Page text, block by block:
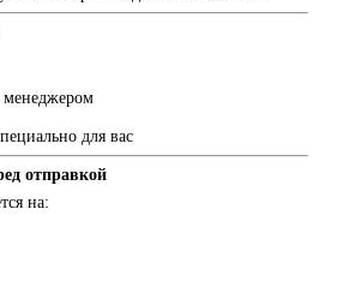
менеджером
для вас
отправкой
на: